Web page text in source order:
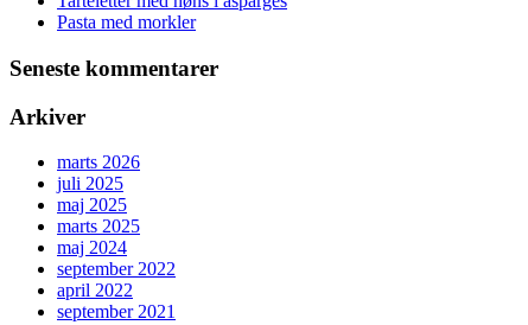
Pasta med morkler
Seneste kommentarer
Arkiver
marts 2026
juli 2025
maj 2025
marts 2025
maj 2024
september 2022
april 2022
september 2021